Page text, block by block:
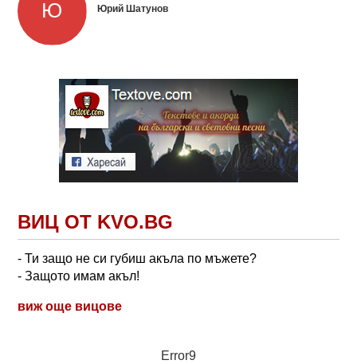
Юрий Шатунов
ВИЦ ОТ KVO.BG
- Ти защо не си губиш акъла по мъжете?
- Защото имам акъл!
виж още вицове
Error9